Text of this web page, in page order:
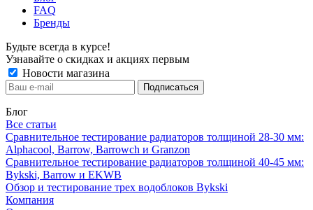
FAQ
Бренды
Будьте всегда в курсе!
Узнавайте о скидках и акциях первым
Новости магазина
Блог
Все статьи
Сравнительное тестирование радиаторов толщиной 28-30 мм:
Alphacool, Barrow, Barrowch и Granzon
Сравнительное тестирование радиаторов толщиной 40-45 мм:
Bykski, Barrow и EKWB
Обзор и тестирование трех водоблоков Bykski
Компания